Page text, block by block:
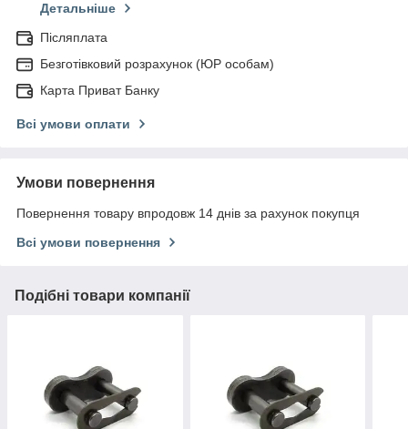
Детальніше
Післяплата
Безготівковий розрахунок (ЮР особам)
Карта Приват Банку
Всі умови оплати
Умови повернення
Повернення товару впродовж 14 днів за рахунок покупця
Всі умови повернення
Подібні товари компанії